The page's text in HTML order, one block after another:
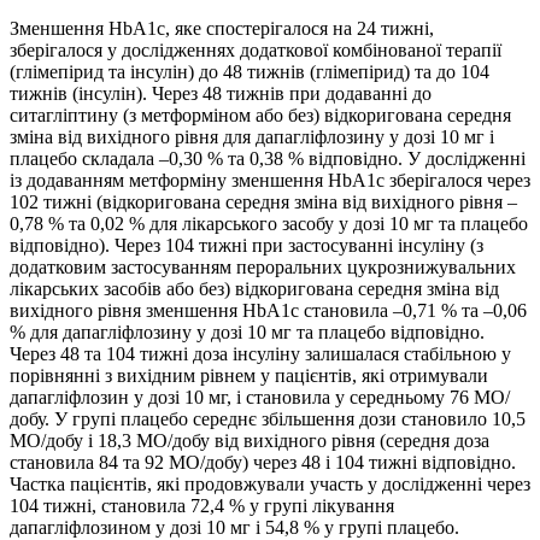
Зменшення HbA1c, яке спостерігалося на 24 тижні,
зберігалося у дослідженнях додаткової комбінованої терапії
(глімепірид та інсулін) до 48 тижнів (глімепірид) та до 104
тижнів (інсулін). Через 48 тижнів при додаванні до
ситагліптину (з метформіном або без) відкоригована середня
зміна від вихідного рівня для дапагліфлозину у дозі 10 мг і
плацебо складала –0,30 % та 0,38 % відповідно. У дослідженні
із додаванням метформіну зменшення HbA1c зберігалося через
102 тижні (відкоригована середня зміна від вихідного рівня –
0,78 % та 0,02 % для лікарського засобу у дозі 10 мг та плацебо
відповідно). Через 104 тижні при застосуванні інсуліну (з
додатковим застосуванням пероральних цукрознижувальних
лікарських засобів або без) відкоригована середня зміна від
вихідного рівня зменшення HbA1c становила –0,71 % та –0,06
% для дапагліфлозину у дозі 10 мг та плацебо відповідно.
Через 48 та 104 тижні доза інсуліну залишалася стабільною у
порівнянні з вихідним рівнем у пацієнтів, які отримували
дапагліфлозин у дозі 10 мг, і становила у середньому 76 МО/
добу. У групі плацебо середнє збільшення дози становило 10,5
МО/добу і 18,3 МО/добу від вихідного рівня (середня доза
становила 84 та 92 МО/добу) через 48 і 104 тижні відповідно.
Частка пацієнтів, які продовжували участь у дослідженні через
104 тижні, становила 72,4 % у групі лікування
дапагліфлозином у дозі 10 мг і 54,8 % у групі плацебо.